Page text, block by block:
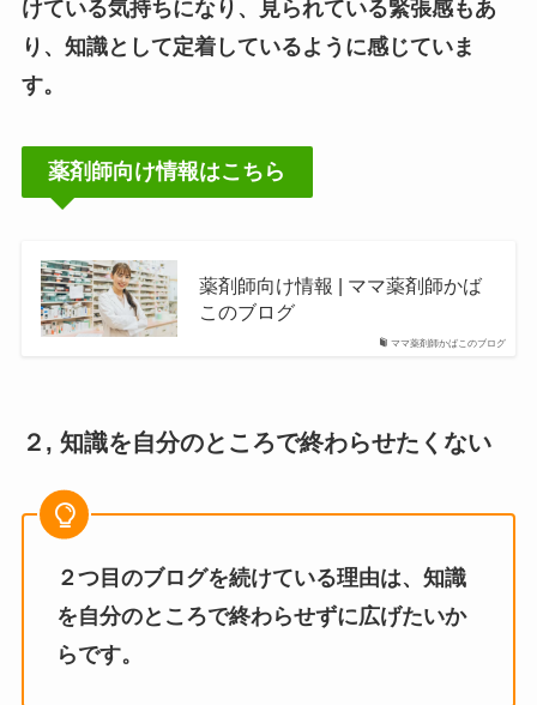
けている気持ちになり、見られている緊張感もあ
り、知識として定着しているように感じていま
す。
薬剤師向け情報はこちら
ママ薬剤師かばこのブログ
薬剤師向け情報 | ママ薬剤師かば
このブログ
２, 知識を自分のところで終わらせたくない
２つ目のブログを続けている理由は、知識
を自分のところで終わらせずに広げたいか
らです。